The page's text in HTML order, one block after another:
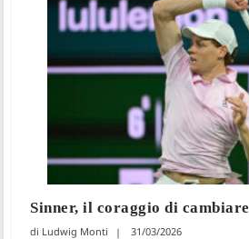
Sinner, il coraggio di cambiare
Ludwig Monti 31/03/2026